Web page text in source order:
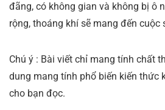
đãng, có không gian và không bị ô
rộng, thoáng khí sẽ mang đến cuộc
Chú ý : Bài viết chỉ mang tính chất
dung mang tính phổ biến kiến thức
cho bạn đọc.